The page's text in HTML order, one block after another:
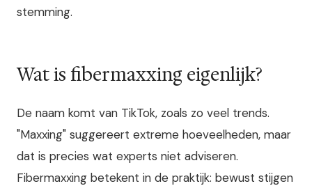
stemming.
Wat is fibermaxxing eigenlijk?
De naam komt van TikTok, zoals zo veel trends.
"Maxxing" suggereert extreme hoeveelheden, maar
dat is precies wat experts niet adviseren.
Fibermaxxing betekent in de praktijk: bewust stijgen